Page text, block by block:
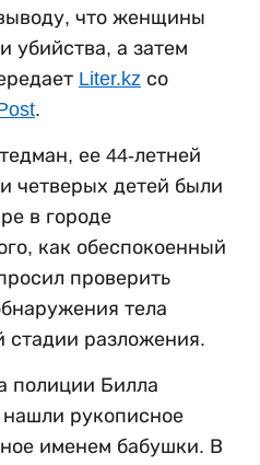
что женщины
убийства, а затем
Liter.kz со
.
ее 44-летней
четверых детей были
в городе
как обеспокоенный
проверить
тела
стадии разложения.
полиции Билла
нашли рукописное
именем бабушки. В